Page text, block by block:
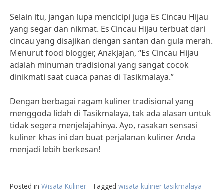
Selain itu, jangan lupa mencicipi juga Es Cincau Hijau
yang segar dan nikmat. Es Cincau Hijau terbuat dari
cincau yang disajikan dengan santan dan gula merah.
Menurut food blogger, Anakjajan, “Es Cincau Hijau
adalah minuman tradisional yang sangat cocok
dinikmati saat cuaca panas di Tasikmalaya.”
Dengan berbagai ragam kuliner tradisional yang
menggoda lidah di Tasikmalaya, tak ada alasan untuk
tidak segera menjelajahinya. Ayo, rasakan sensasi
kuliner khas ini dan buat perjalanan kuliner Anda
menjadi lebih berkesan!
Posted in Wisata Kuliner Tagged wisata kuliner tasikmalaya